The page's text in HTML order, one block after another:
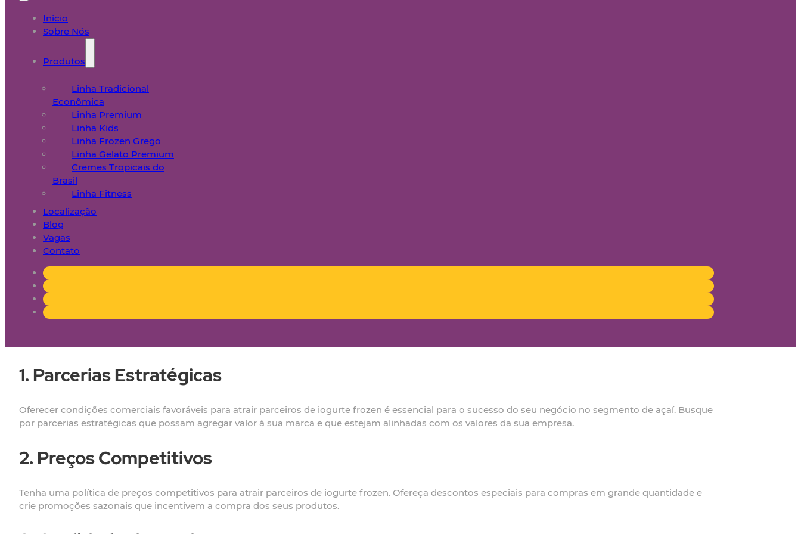
Início
Sobre Nós
Produtos
Linha Tradicional
Econômica
Linha Premium
Linha Kids
Linha Frozen Grego
Linha Gelato Premium
Cremes Tropicais do
Brasil
Linha Fitness
Localização
Blog
Vagas
Contato
1. Parcerias Estratégicas
Oferecer condições comerciais favoráveis para atrair parceiros de iogurte frozen é essencial para o sucesso do seu negócio no segmento de açaí. Busque
por parcerias estratégicas que possam agregar valor à sua marca e que estejam alinhadas com os valores da sua empresa.
2. Preços Competitivos
Tenha uma política de preços competitivos para atrair parceiros de iogurte frozen. Ofereça descontos especiais para compras em grande quantidade e
crie promoções sazonais que incentivem a compra dos seus produtos.